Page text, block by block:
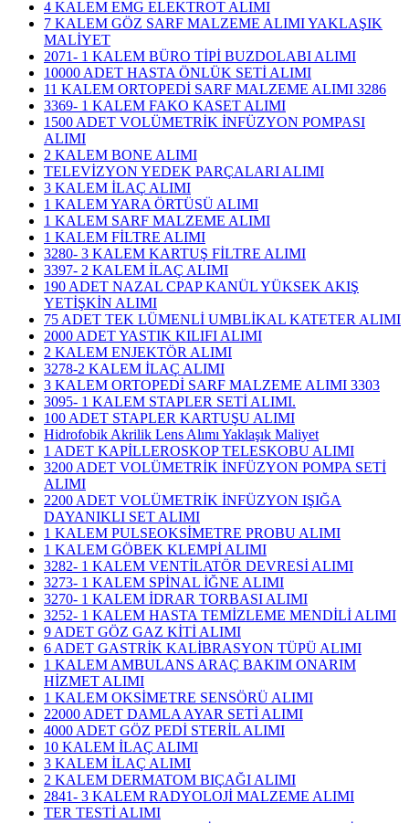
4 KALEM EMG ELEKTROT ALIMI
7 KALEM GÖZ SARF MALZEME ALIMI YAKLAŞIK
MALİYET
2071- 1 KALEM BÜRO TİPİ BUZDOLABI ALIMI
10000 ADET HASTA ÖNLÜK SETİ ALIMI
11 KALEM ORTOPEDİ SARF MALZEME ALIMI 3286
3369- 1 KALEM FAKO KASET ALIMI
1500 ADET VOLÜMETRİK İNFÜZYON POMPASI
ALIMI
2 KALEM BONE ALIMI
TELEVİZYON YEDEK PARÇALARI ALIMI
3 KALEM İLAÇ ALIMI
1 KALEM YARA ÖRTÜSÜ ALIMI
1 KALEM SARF MALZEME ALIMI
1 KALEM FİLTRE ALIMI
3280- 3 KALEM KARTUŞ FİLTRE ALIMI
3397- 2 KALEM İLAÇ ALIMI
190 ADET NAZAL CPAP KANÜL YÜKSEK AKIŞ
YETİŞKİN ALIMI
75 ADET TEK LÜMENLİ UMBLİKAL KATETER ALIMI
2000 ADET YASTIK KILIFI ALIMI
2 KALEM ENJEKTÖR ALIMI
3278-2 KALEM İLAÇ ALIMI
3 KALEM ORTOPEDİ SARF MALZEME ALIMI 3303
3095- 1 KALEM STAPLER SETİ ALIMI.
100 ADET STAPLER KARTUŞU ALIMI
Hidrofobik Akrilik Lens Alımı Yaklaşık Maliyet
1 ADET KAPİLLEROSKOP TELESKOBU ALIMI
3200 ADET VOLÜMETRİK İNFÜZYON POMPA SETİ
ALIMI
2200 ADET VOLÜMETRİK İNFÜZYON IŞIĞA
DAYANIKLI SET ALIMI
1 KALEM PULSEOKSİMETRE PROBU ALIMI
1 KALEM GÖBEK KLEMPİ ALIMI
3282- 1 KALEM VENTİLATÖR DEVRESİ ALIMI
3273- 1 KALEM SPİNAL İĞNE ALIMI
3270- 1 KALEM İDRAR TORBASI ALIMI
3252- 1 KALEM HASTA TEMİZLEME MENDİLİ ALIMI
9 ADET GÖZ GAZ KİTİ ALIMI
6 ADET GASTRİK KALİBRASYON TÜPÜ ALIMI
1 KALEM AMBULANS ARAÇ BAKIM ONARIM
HİZMET ALIMI
1 KALEM OKSİMETRE SENSÖRÜ ALIMI
22000 ADET DAMLA AYAR SETİ ALIMI
4000 ADET GÖZ PEDİ STERİL ALIMI
10 KALEM İLAÇ ALIMI
3 KALEM İLAÇ ALIMI
2 KALEM DERMATOM BIÇAĞI ALIMI
2841- 3 KALEM RADYOLOJİ MALZEME ALIMI
TER TESTİ ALIMI